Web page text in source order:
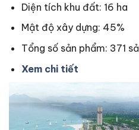
Diện tích khu đất: 16 ha
Mật độ xây dựng: 45%
Tổng số sản phẩm: 371
Xem chi tiết